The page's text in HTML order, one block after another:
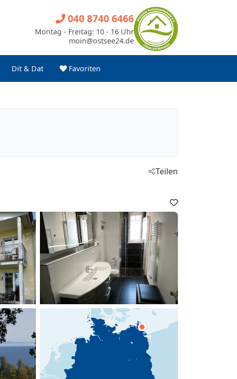
Dit & Dat Favoriten
040 8740 6466
Montag - Freitag: 10 - 16 Uhr
moin@ostsee24.de
Teilen